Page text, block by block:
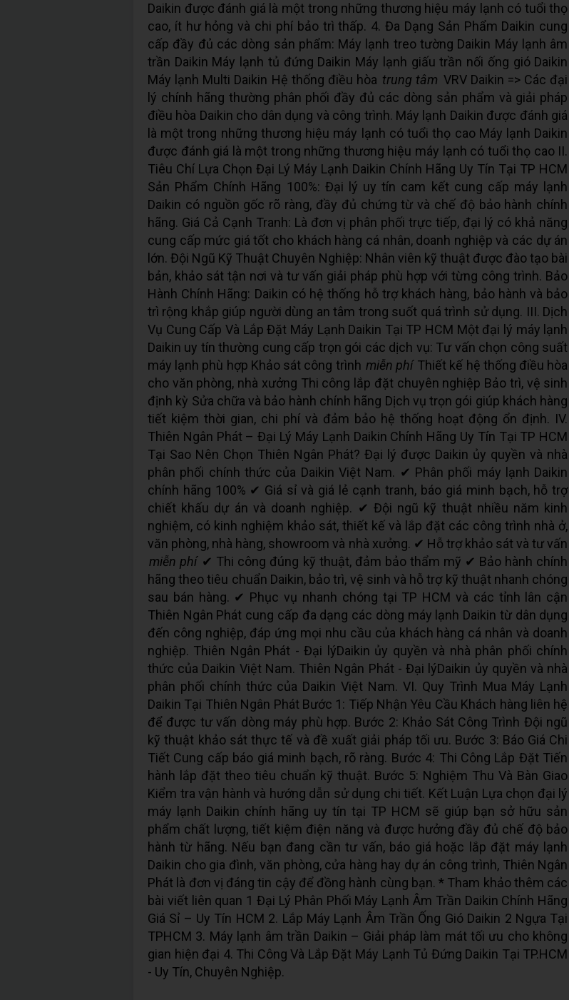
Daikin được đánh giá là một trong những thương hiệu máy lạnh có tuổi thọ
cao, ít hư hỏng và chi phí bảo trì thấp. 4. Đa Dạng Sản Phẩm Daikin cung
cấp đầy đủ các dòng sản phẩm: Máy lạnh treo tường Daikin Máy lạnh âm
trần Daikin Máy lạnh tủ đứng Daikin Máy lạnh giấu trần nối ống gió Daikin
Máy lạnh Multi Daikin Hệ thống điều hòa trung tâm VRV Daikin => Các đại
lý chính hãng thường phân phối đầy đủ các dòng sản phẩm và giải pháp
điều hòa Daikin cho dân dụng và công trình. Máy lạnh Daikin được đánh giá
là một trong những thương hiệu máy lạnh có tuổi thọ cao Máy lạnh Daikin
được đánh giá là một trong những thương hiệu máy lạnh có tuổi thọ cao II.
Tiêu Chí Lựa Chọn Đại Lý Máy Lạnh Daikin Chính Hãng Uy Tín Tại TP HCM
Sản Phẩm Chính Hãng 100%: Đại lý uy tín cam kết cung cấp máy lạnh
Daikin có nguồn gốc rõ ràng, đầy đủ chứng từ và chế độ bảo hành chính
hãng. Giá Cả Cạnh Tranh: Là đơn vị phân phối trực tiếp, đại lý có khả năng
cung cấp mức giá tốt cho khách hàng cá nhân, doanh nghiệp và các dự án
lớn. Đội Ngũ Kỹ Thuật Chuyên Nghiệp: Nhân viên kỹ thuật được đào tạo bài
bản, khảo sát tận nơi và tư vấn giải pháp phù hợp với từng công trình. Bảo
Hành Chính Hãng: Daikin có hệ thống hỗ trợ khách hàng, bảo hành và bảo
trì rộng khắp giúp người dùng an tâm trong suốt quá trình sử dụng. III. Dịch
Vụ Cung Cấp Và Lắp Đặt Máy Lạnh Daikin Tại TP HCM Một đại lý máy lạnh
Daikin uy tín thường cung cấp trọn gói các dịch vụ: Tư vấn chọn công suất
máy lạnh phù hợp Khảo sát công trình miễn phí Thiết kế hệ thống điều hòa
cho văn phòng, nhà xưởng Thi công lắp đặt chuyên nghiệp Bảo trì, vệ sinh
định kỳ Sửa chữa và bảo hành chính hãng Dịch vụ trọn gói giúp khách hàng
tiết kiệm thời gian, chi phí và đảm bảo hệ thống hoạt động ổn định. IV.
Thiên Ngân Phát – Đại Lý Máy Lạnh Daikin Chính Hãng Uy Tín Tại TP HCM
Tại Sao Nên Chọn Thiên Ngân Phát? Đại lý được Daikin ủy quyền và nhà
phân phối chính thức của Daikin Việt Nam. ✔ Phân phối máy lạnh Daikin
chính hãng 100% ✔ Giá sỉ và giá lẻ cạnh tranh, báo giá minh bạch, hỗ trợ
chiết khấu dự án và doanh nghiệp. ✔ Đội ngũ kỹ thuật nhiều năm kinh
nghiệm, có kinh nghiệm khảo sát, thiết kế và lắp đặt các công trình nhà ở,
văn phòng, nhà hàng, showroom và nhà xưởng. ✔ Hỗ trợ khảo sát và tư vấn
miễn phí ✔ Thi công đúng kỹ thuật, đảm bảo thẩm mỹ ✔ Bảo hành chính
hãng theo tiêu chuẩn Daikin, bảo trì, vệ sinh và hỗ trợ kỹ thuật nhanh chóng
sau bán hàng. ✔ Phục vụ nhanh chóng tại TP HCM và các tỉnh lân cận
Thiên Ngân Phát cung cấp đa dạng các dòng máy lạnh Daikin từ dân dụng
đến công nghiệp, đáp ứng mọi nhu cầu của khách hàng cá nhân và doanh
nghiệp. Thiên Ngân Phát - Đại lýDaikin ủy quyền và nhà phân phối chính
thức của Daikin Việt Nam. Thiên Ngân Phát - Đại lýDaikin ủy quyền và nhà
phân phối chính thức của Daikin Việt Nam. VI. Quy Trình Mua Máy Lạnh
Daikin Tại Thiên Ngân Phát Bước 1: Tiếp Nhận Yêu Cầu Khách hàng liên hệ
để được tư vấn dòng máy phù hợp. Bước 2: Khảo Sát Công Trình Đội ngũ
kỹ thuật khảo sát thực tế và đề xuất giải pháp tối ưu. Bước 3: Báo Giá Chi
Tiết Cung cấp báo giá minh bạch, rõ ràng. Bước 4: Thi Công Lắp Đặt Tiến
hành lắp đặt theo tiêu chuẩn kỹ thuật. Bước 5: Nghiệm Thu Và Bàn Giao
Kiểm tra vận hành và hướng dẫn sử dụng chi tiết. Kết Luận Lựa chọn đại lý
máy lạnh Daikin chính hãng uy tín tại TP HCM sẽ giúp bạn sở hữu sản
phẩm chất lượng, tiết kiệm điện năng và được hưởng đầy đủ chế độ bảo
hành từ hãng. Nếu bạn đang cần tư vấn, báo giá hoặc lắp đặt máy lạnh
Daikin cho gia đình, văn phòng, cửa hàng hay dự án công trình, Thiên Ngân
Phát là đơn vị đáng tin cậy để đồng hành cùng bạn. * Tham khảo thêm các
bài viết liên quan 1 Đại Lý Phân Phối Máy Lạnh Âm Trần Daikin Chính Hãng
Giá Sỉ – Uy Tín HCM 2. Lắp Máy Lạnh Âm Trần Ống Gió Daikin 2 Ngựa Tại
TPHCM 3. Máy lạnh âm trần Daikin – Giải pháp làm mát tối ưu cho không
gian hiện đại 4. Thi Công Và Lắp Đặt Máy Lạnh Tủ Đứng Daikin Tại TP.HCM
- Uy Tín, Chuyên Nghiệp.